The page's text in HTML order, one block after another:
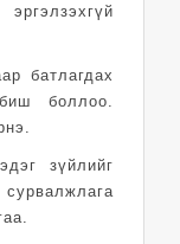
батлагдах
боллоо.
зүйлийг